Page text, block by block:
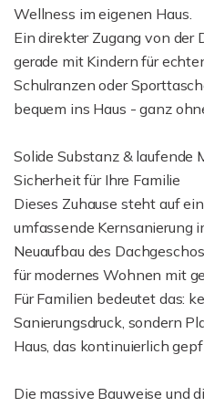
Wellness im eigenen Haus.
Ein direkter Zugang von der
gerade mit Kindern für
Schulranzen oder
bequem ins Haus - ganz
Solide Substanz & laufende
Sicherheit für Ihre Familie
Dieses Zuhause steht auf
umfassende Kernsanierung
Neuaufbau des
für modernes Wohnen mit
Für Familien bedeutet das:
Sanierungsdruck, sondern
Haus, das kontinuierlich
Die massive Bauweise und